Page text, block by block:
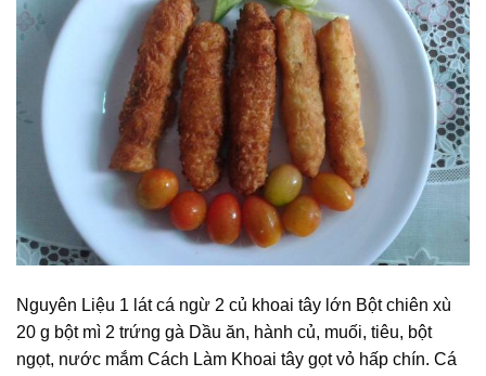
Nguyên Liệu 1 lát cá ngừ 2 củ khoai tây lớn Bột chiên xù
20 g bột mì 2 trứng gà Dầu ăn, hành củ, muối, tiêu, bột
ngọt, nước mắm Cách Làm Khoai tây gọt vỏ hấp chín. Cá